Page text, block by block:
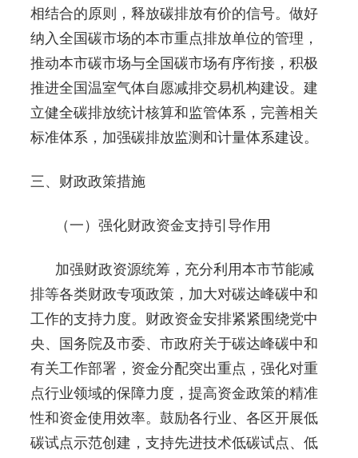
相结合的原则，释放碳排放有价的信号。做好
纳入全国碳市场的本市重点排放单位的管理，
推动本市碳市场与全国碳市场有序衔接，积极
推进全国温室气体自愿减排交易机构建设。建
立健全碳排放统计核算和监管体系，完善相关
标准体系，加强碳排放监测和计量体系建设。
三、财政政策措施
（一）强化财政资金支持引导作用
加强财政资源统筹，充分利用本市节能减
排等各类财政专项政策，加大对碳达峰碳中和
工作的支持力度。财政资金安排紧紧围绕党中
央、国务院及市委、市政府关于碳达峰碳中和
有关工作部署，资金分配突出重点，强化对重
点行业领域的保障力度，提高资金政策的精准
性和资金使用效率。鼓励各行业、各区开展低
碳试点示范创建，支持先进技术低碳试点、低